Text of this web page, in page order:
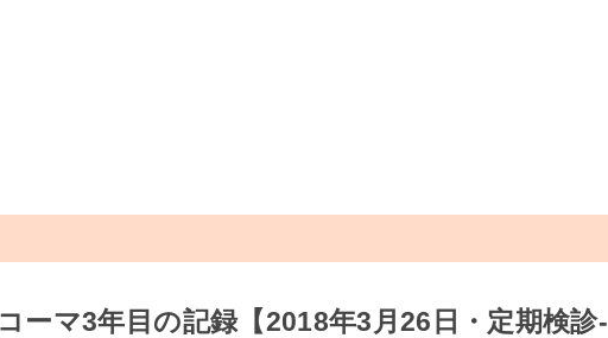
ーマ3年目の記録【2018年3月26日・定期検診-